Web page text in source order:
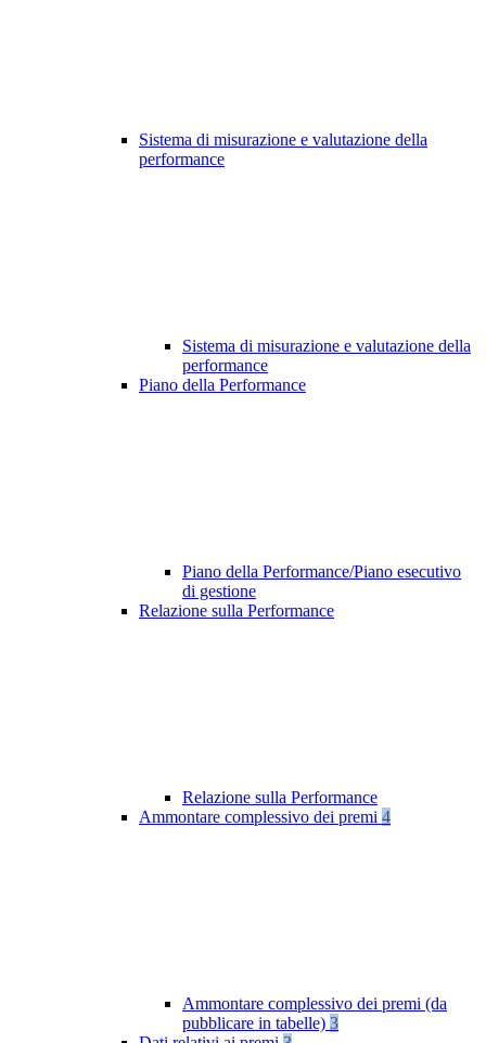
Sistema di misurazione e valutazione della
performance
Sistema di misurazione e valutazione della
performance
Piano della Performance
Piano della Performance/Piano esecutivo
di gestione
Relazione sulla Performance
Relazione sulla Performance
Ammontare complessivo dei premi 4
Ammontare complessivo dei premi (da
pubblicare in tabelle) 3